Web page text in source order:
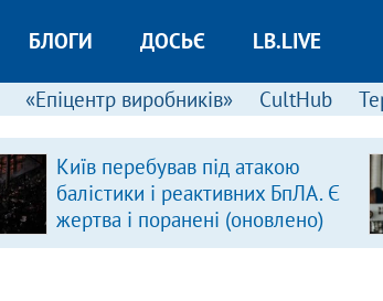
БЛОГИ ДОСЬЄ LB.LIVE
«Епіцентр виробників» CultHub
Київ перебував під атакою
балістики і реактивних БпЛА. Є
жертва і поранені (оновлено)